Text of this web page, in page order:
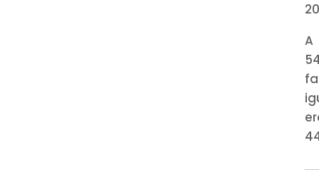
A